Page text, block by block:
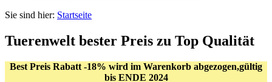
Sie sind hier: Startseite
Tuerenwelt bester Preis zu Top Qualität
Best Preis Rabatt -18% wird im Warenkorb abgezogen,gültig
bis ENDE 2024